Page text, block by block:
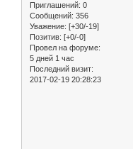
Приглашений: 0
Сообщений: 356
Уважение: [+30/-19]
Позитив: [+0/-0]
Провел на форуме:
5 дней 1 час
Последний визит:
2017-02-19 20:28:23